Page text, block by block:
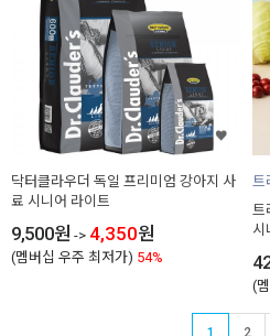
닥터클라우더 독일 프리미엄 강아지 사
료 시니어 라이트
9,500원 -> 4,350원
(멤버십 우주 최저가) 54%
트
트
시
(
1 2